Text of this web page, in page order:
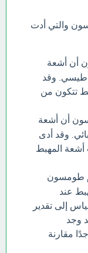
والتي أدت
أن أشعة
وقد
تتكون من
أن أشعة
وقد أدى
أشعة المهبط
طومسون
عند
إلى تقدير
وجد
مقارنة